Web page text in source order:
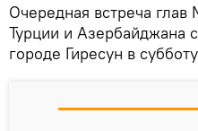
Очередная встреча
Турции и Азербайджана
городе Гиресун в